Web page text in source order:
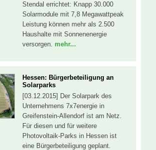
Stendal errichtet: Knapp 30.000
Solarmodule mit 7,8 Megawattpeak
Leistung können mehr als 2.500
Haushalte mit Sonnenenergie
versorgen. mehr...
Hessen: Bürgerbeteiligung an
Solarparks
[03.12.2015] Der Solarpark des
Unternehmens 7x7energie in
Greifenstein-Allendorf ist am Netz.
Für diesen und für weitere
Photovoltaik-Parks in Hessen ist
eine Bürgerbeteiligung geplant.